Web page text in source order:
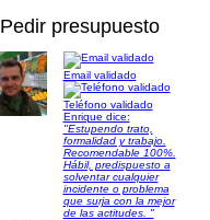
Pedir presupuesto
Email validado
Teléfono validado
Enrique dice:
"Estupendo trato,
formalidad y trabajo.
Recomendable 100%.
Hábil, predispuesto a
solventar cualquier
incidente o problema
que surja con la mejor
de las actitudes. "